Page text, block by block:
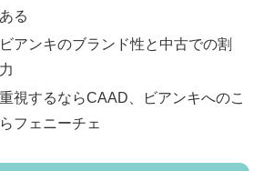
る
アンキのブランド性と中古での割
視するならCAAD、ビアンキへのこ
フェニーチェ